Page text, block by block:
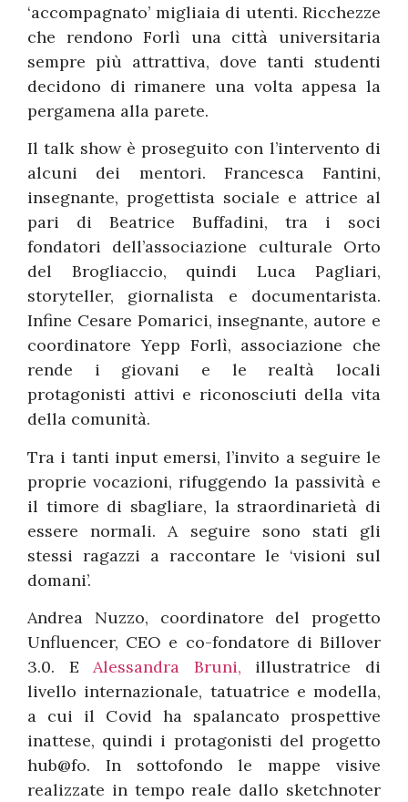
‘accompagnato’ migliaia di utenti. Ricchezze
che rendono Forlì una città universitaria
sempre più attrattiva, dove tanti studenti
decidono di rimanere una volta appesa la
pergamena alla parete.
Il talk show è proseguito con l’intervento di
alcuni dei mentori. Francesca Fantini,
insegnante, progettista sociale e attrice al
pari di Beatrice Buffadini, tra i soci
fondatori dell’associazione culturale Orto
del Brogliaccio, quindi Luca Pagliari,
storyteller, giornalista e documentarista.
Infine Cesare Pomarici, insegnante, autore e
coordinatore Yepp Forlì, associazione che
rende i giovani e le realtà locali
protagonisti attivi e riconosciuti della vita
della comunità.
Tra i tanti input emersi, l’invito a seguire le
proprie vocazioni, rifuggendo la passività e
il timore di sbagliare, la straordinarietà di
essere normali. A seguire sono stati gli
stessi ragazzi a raccontare le ‘visioni sul
domani’.
Andrea Nuzzo, coordinatore del progetto
Unfluencer, CEO e co-fondatore di Billover
3.0. EAlessandra Bruni, illustratrice di
livello internazionale, tatuatrice e modella,
a cui il Covid ha spalancato prospettive
inattese, quindi i protagonisti del progetto
hub@fo. In sottofondo le mappe visive
realizzate in tempo reale dallo sketchnoter